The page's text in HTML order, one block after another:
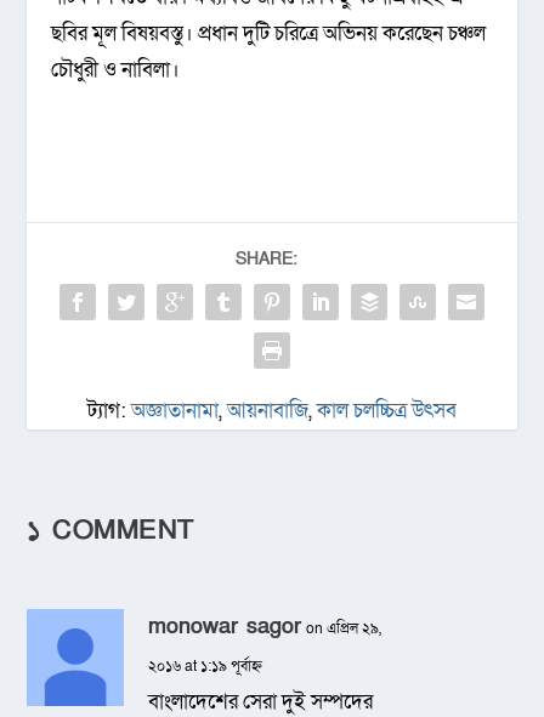
ছবির মূল বিষয়বস্তু। প্রধান দুটি চরিত্রে অভিনয় করেছেন চঞ্চল
চৌধুরী ও নাবিলা।
SHARE:
ট্যাগ:অজ্ঞাতানামা,আয়নাবাজি,কাল চলচ্চিত্র উৎসব
১ COMMENT
monowar sagor on এপ্রিল ২৯,
২০১৬ at ১:১৯ পূর্বাহ্ন
বাংলাদেশের সেরা দুই সম্পদের